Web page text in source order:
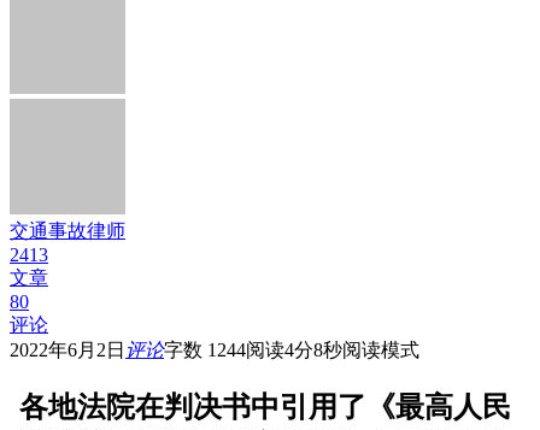
交通事故律师
2413
文章
80
评论
2022年6月2日 评论字数 1244阅读4分8秒阅读模式
各地法院在判决书中引用了《最高人民